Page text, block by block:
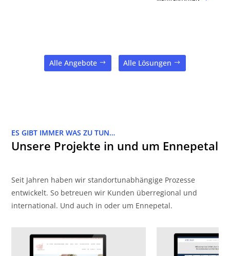
Alle Angebote Alle Lösungen
ES GIBT IMMER WAS ZU TUN…
Unsere Projekte in und um Ennepetal
Seit Jahren haben wir standortunabhängige Prozesse
entwickelt. So betreuen wir Kunden überregional und
international. Und auch in oder um Ennepetal.